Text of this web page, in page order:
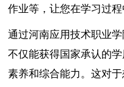
作业等，让您在学习过程
通过河南应用技术职业
不仅能获得国家承认的
素养和综合能力。这对